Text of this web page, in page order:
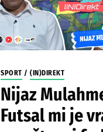
SPORT /(IN)DIREKT
Nijaz
Futsal mi je